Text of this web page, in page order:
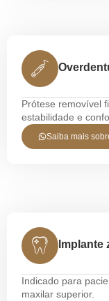
Prótese removível
estabilidade e
Saiba mais
Implante
Indicado para
maxilar superior.